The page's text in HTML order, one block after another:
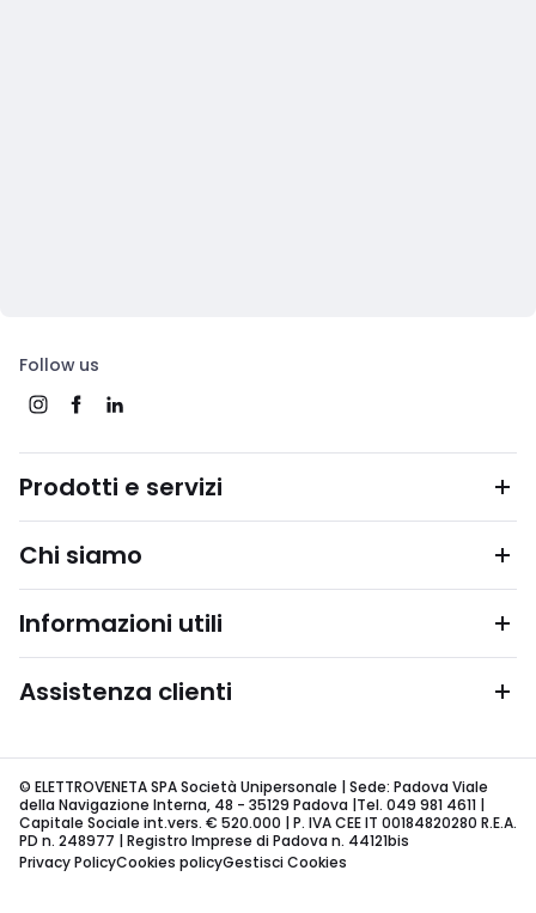
Follow us
Prodotti e servizi
Chi siamo
Informazioni utili
Assistenza clienti
© ELETTROVENETA SPA Società Unipersonale | Sede: Padova Viale
della Navigazione Interna, 48 - 35129 Padova |Tel. 049 981 4611 |
Capitale Sociale int.vers. € 520.000 | P. IVA CEE IT 00184820280 R.E.A.
PD n. 248977 | Registro Imprese di Padova n. 44121bis
Privacy PolicyCookies policyGestisci Cookies